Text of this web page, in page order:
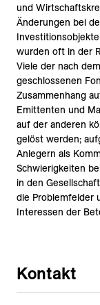
und
Änderungen bei
wurden oft in der
Viele der nach
geschlossenen
Zusammenhang
Emittenten und
auf der anderen
gelöst werden;
Anlegern als
Schwierigkeiten
in den
die Problemfelder
Interessen der
Kontakt